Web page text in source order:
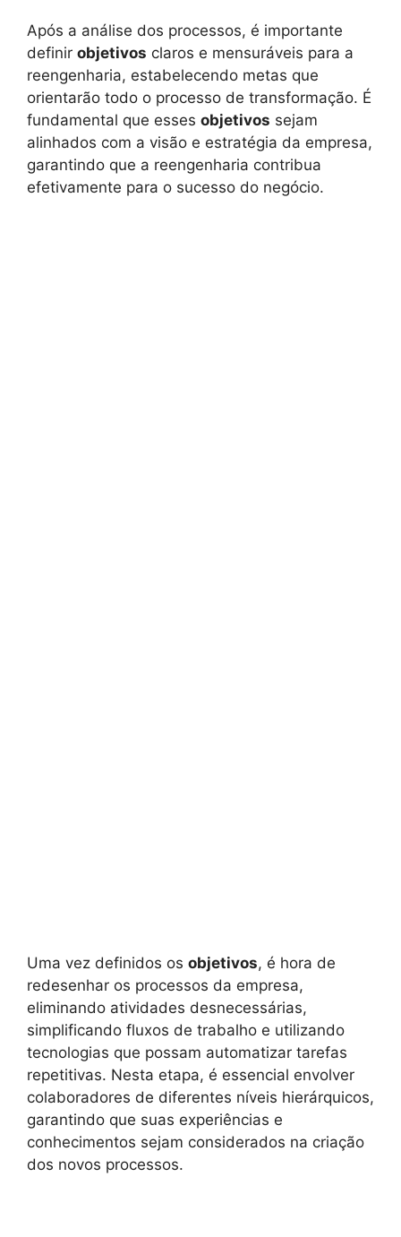
Após a análise dos processos, é importante
definir objetivos claros e mensuráveis para a
reengenharia, estabelecendo metas que
orientarão todo o processo de transformação. É
fundamental que esses objetivos sejam
alinhados com a visão e estratégia da empresa,
garantindo que a reengenharia contribua
efetivamente para o sucesso do negócio.
Uma vez definidos os objetivos, é hora de
redesenhar os processos da empresa,
eliminando atividades desnecessárias,
simplificando fluxos de trabalho e utilizando
tecnologias que possam automatizar tarefas
repetitivas. Nesta etapa, é essencial envolver
colaboradores de diferentes níveis hierárquicos,
garantindo que suas experiências e
conhecimentos sejam considerados na criação
dos novos processos.